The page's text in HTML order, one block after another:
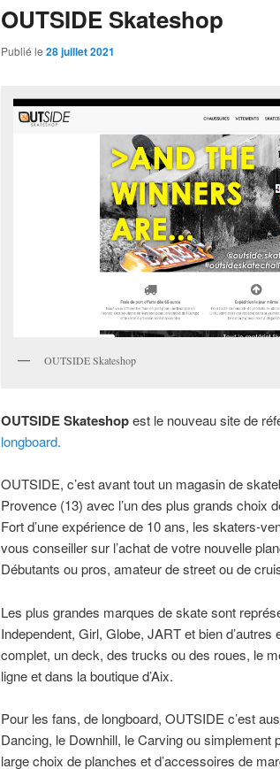
OUTSIDE Skateshop
Publié le28 juillet 2021
OUTSIDE Skateshop
OUTSIDE Skateshopest le nouveau site de
longboard.
OUTSIDE, c’est avant tout un magasin de
Provence (13) avec l’un des plus grands choix
Fort d’une expérience de 10 ans, les skaters-
vous conseiller sur l’achat de votre nouvelle
Débutants ou pros, amateur de street ou de
Les plus grandes marques de skate sont
Independent, Girl, Globe, JART et bien
complet, un deck, des trucks ou des roues, le
ligne et dans la boutique d’Aix.
Pour les fans, de longboard, OUTSIDE c’est
Dancing, le Downhill, le Carving ou simplement
large choix de planches et d’accessoires de